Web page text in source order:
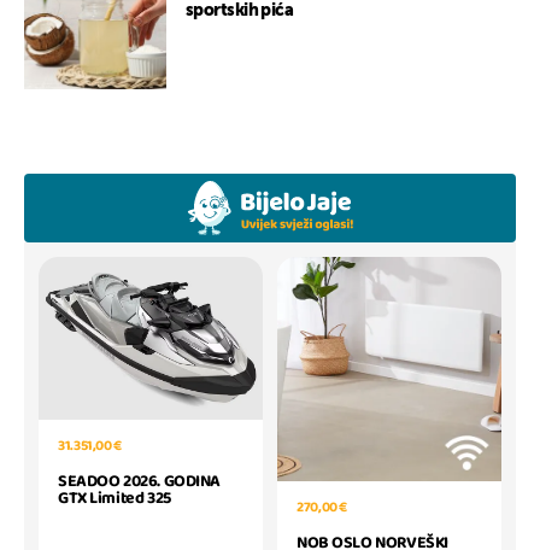
sportskih pića
31.351,00 €
SEADOO 2026. GODINA
GTX Limited 325 270,00 €
NOB OSLO NORVEŠKI